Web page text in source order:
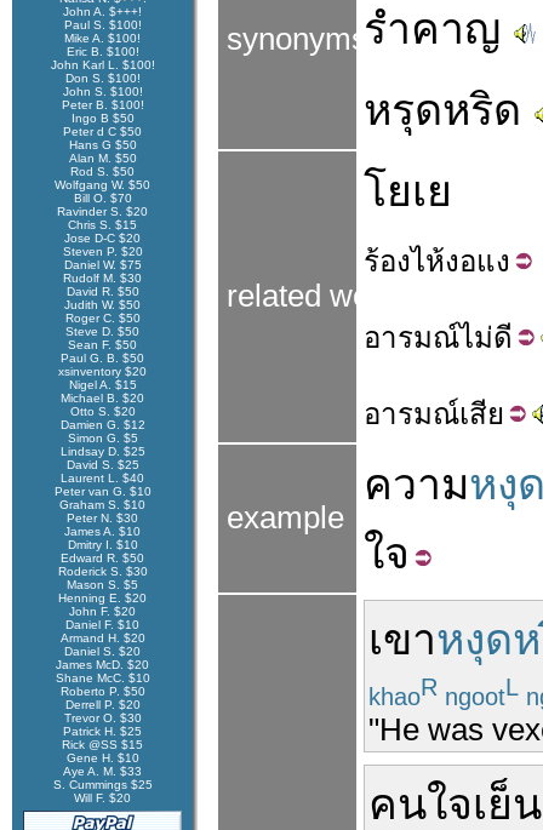
John A. $+++!
Paul S. $100!
Mike A. $100!
Eric B. $100!
John Karl L. $100!
Don S. $100!
John S. $100!
Peter B. $100!
Ingo B $50
Peter d C $50
Hans G $50
Alan M. $50
Rod S. $50
Wolfgang W. $50
Bill O. $70
Ravinder S. $20
Chris S. $15
Jose D-C $20
Steven P. $20
Daniel W. $75
Rudolf M. $30
David R. $50
Judith W. $50
Roger C. $50
Steve D. $50
Sean F. $50
Paul G. B. $50
xsinventory $20
Nigel A. $15
Michael B. $20
Otto S. $20
Damien G. $12
Simon G. $5
Lindsay D. $25
David S. $25
Laurent L. $40
Peter van G. $10
Graham S. $10
Peter N. $30
James A. $10
Dmitry I. $10
Edward R. $50
Roderick S. $30
Mason S. $5
Henning E. $20
John F. $20
Daniel F. $10
Armand H. $20
Daniel S. $20
James McD. $20
Shane McC. $10
Roberto P. $50
Derrell P. $20
Trevor O. $30
Patrick H. $25
Rick @SS $15
Gene H. $10
Aye A. M. $33
S. Cummings $25
Will F. $20
synonymsรำคาญ
หรุดหริด
related words
โยเย
ร้องไห้งอแง
อารมณ์ไม่ดี
อารมณ์เสีย
example
ความหงุ
ใจ
เขาหงุด
khaoR ngootL
"He was
คนใจเย็น